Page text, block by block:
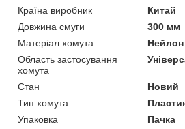
Країна виробник
Китай
Довжина смуги
300 мм
Матеріал хомута
Нейлон
Область застосування
хомута
Стан
Новий
Тип хомута
Упаковка
Пачка